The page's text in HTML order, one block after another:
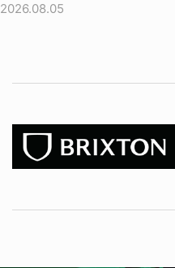
2026.08.05